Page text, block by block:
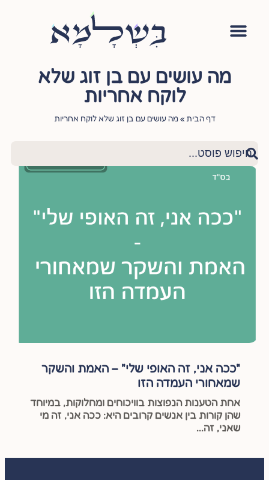
מה עושים עם בן זוג שלא
לוקח אחריות
דף הבית »מה עושים עם בן זוג שלא לוקח אחריות
"ככה אני, זה האופי שלי" – האמת והשקר
שמאחורי העמדה הזו
אחת הטענות הנפוצות בוויכוחים ומחלוקות, במיוחד
שהן קורות בין אנשים קרובים היא: ככה אני, זה מי
שאני, זה...